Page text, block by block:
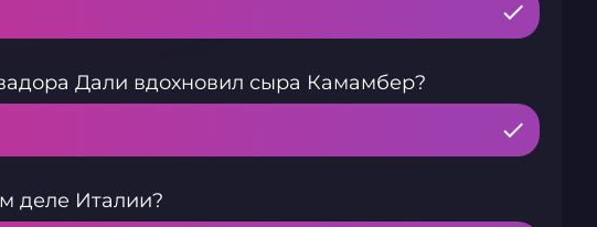
Дали вдохновил сыра Камамбер?
деле Италии?